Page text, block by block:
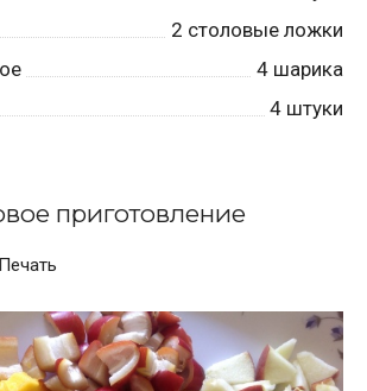
2 столовые ложки
4 шарика
4 штуки
приготовление
Печать